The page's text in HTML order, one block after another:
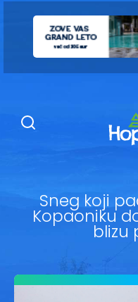
Sneg koji
Kopaoniku
blizu